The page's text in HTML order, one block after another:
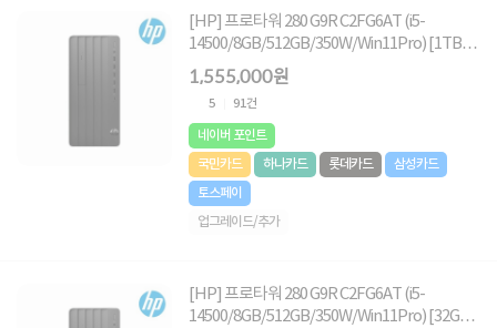
[HP] 프로타워 280 G9R C2FG6AT (i5-
14500/8GB/512GB/350W/Win11Pro) [1TB
(NVMe SSD) 교체]
1,555,000원
5 91건
네이버 포인트
국민카드
하나카드 롯데카드
삼성카드
토스페이
업그레이드/추가
[HP] 프로타워 280 G9R C2FG6AT (i5-
14500/8GB/512GB/350W/Win11Pro) [32GB